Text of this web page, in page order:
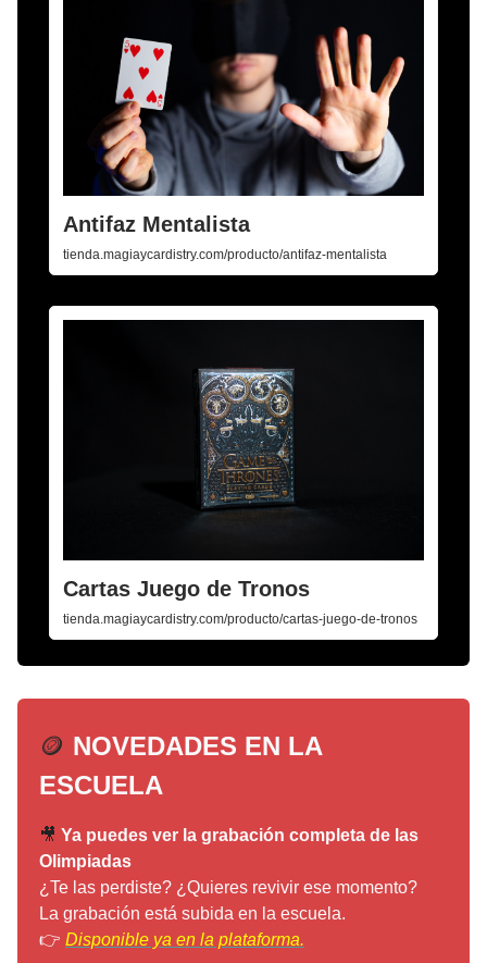
Antifaz Mentalista
tienda.magiaycardistry.com/producto/antifaz-mentalista
Cartas Juego de Tronos
tienda.magiaycardistry.com/producto/cartas-juego-de-tronos
🪙 NOVEDADES EN LA
ESCUELA
🎥 Ya puedes ver la grabación completa de las
Olimpiadas
¿Te las perdiste? ¿Quieres revivir ese momento?
La grabación está subida en la escuela.
👉 Disponible ya en la plataforma.